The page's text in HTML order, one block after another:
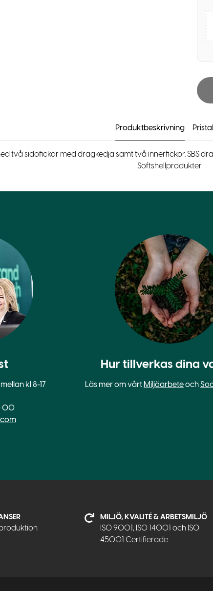
Produktbeskrivning
två sidofickor med dragkedja samt två innerfickor. SBS
Softshellprodukter.
kl 8-17
00
Hur tillverkas dina
Läs mer om vårt Miljöarbeteoch
MILJÖ, KVALITÉ & ARBETSMILJÖ
ISO 9001, ISO 14001 och ISO
45001 Certifierade